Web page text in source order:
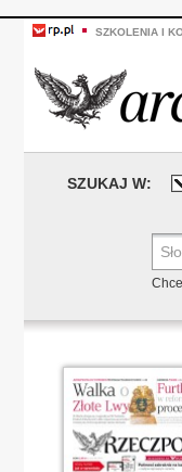
SZKOLENIA I
SZUKAJ W: